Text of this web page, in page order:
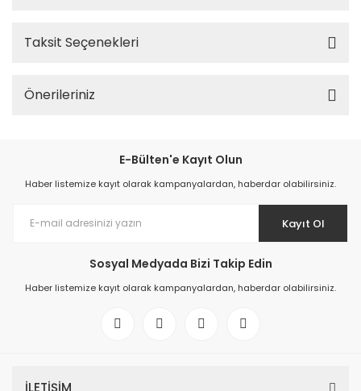
Taksit Seçenekleri
Önerileriniz
E-Bülten'e Kayıt Olun
Haber listemize kayıt olarak kampanyalardan, haberdar olabilirsiniz.
Kayıt Ol
Sosyal Medyada Bizi Takip Edin
Haber listemize kayıt olarak kampanyalardan, haberdar olabilirsiniz.
İLETİŞİM